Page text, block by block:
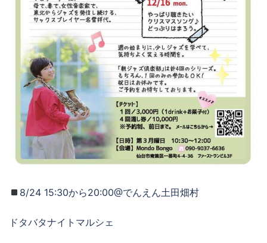
8/24 15:30から20:00@でんえん土田畑村
ドタバタナイトマルシェ